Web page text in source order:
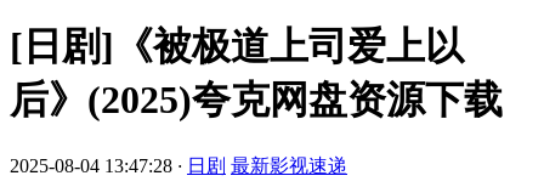
[日剧]《被极道上司爱上以
后》(2025)夸克网盘资源下载
2025-08-04 13:47:28 · 日剧 最新影视速递